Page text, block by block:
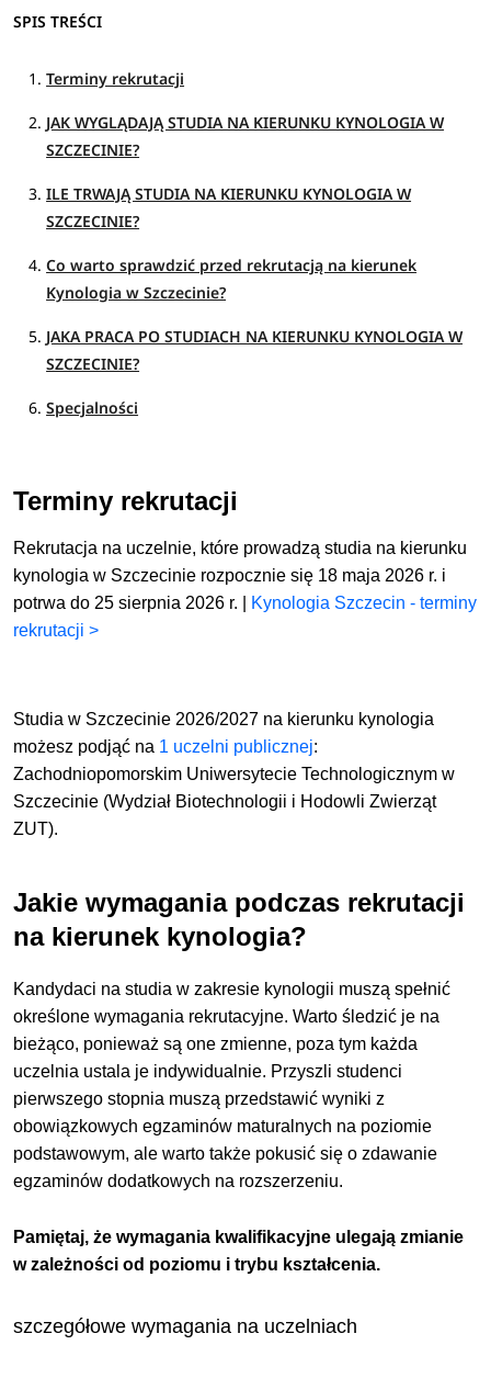
SPIS TREŚCI
Terminy rekrutacji
JAK WYGLĄDAJĄ STUDIA NA KIERUNKU KYNOLOGIA W
SZCZECINIE?
ILE TRWAJĄ STUDIA NA KIERUNKU KYNOLOGIA W
SZCZECINIE?
Co warto sprawdzić przed rekrutacją na kierunek
Kynologia w Szczecinie?
JAKA PRACA PO STUDIACH NA KIERUNKU KYNOLOGIA W
SZCZECINIE?
Specjalności
Terminy rekrutacji
Rekrutacja na uczelnie, które prowadzą studia na kierunku
kynologia w Szczecinie rozpocznie się 18 maja 2026 r. i
potrwa do 25 sierpnia 2026 r. |
Kynologia Szczecin - terminy
rekrutacji >
Studia w Szczecinie 2026/2027 na kierunku kynologia
możesz podjąć na 1 uczelni publicznej:
Zachodniopomorskim Uniwersytecie Technologicznym w
Szczecinie (Wydział Biotechnologii i Hodowli Zwierząt
ZUT).
Jakie wymagania podczas rekrutacji
na kierunek kynologia?
Kandydaci na studia w zakresie kynologii muszą spełnić
określone wymagania rekrutacyjne. Warto śledzić je na
bieżąco, ponieważ są one zmienne, poza tym każda
uczelnia ustala je indywidualnie. Przyszli studenci
pierwszego stopnia muszą przedstawić wyniki z
obowiązkowych egzaminów maturalnych na poziomie
podstawowym, ale warto także pokusić się o zdawanie
egzaminów dodatkowych na rozszerzeniu.
Pamiętaj, że wymagania kwalifikacyjne ulegają zmianie
w zależności od poziomu i trybu kształcenia.
szczegółowe wymagania na uczelniach